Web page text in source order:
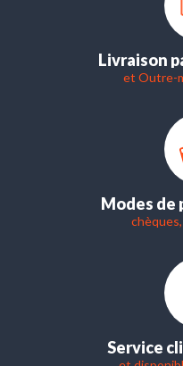
Livraison
et Outre-
Modes de
Service